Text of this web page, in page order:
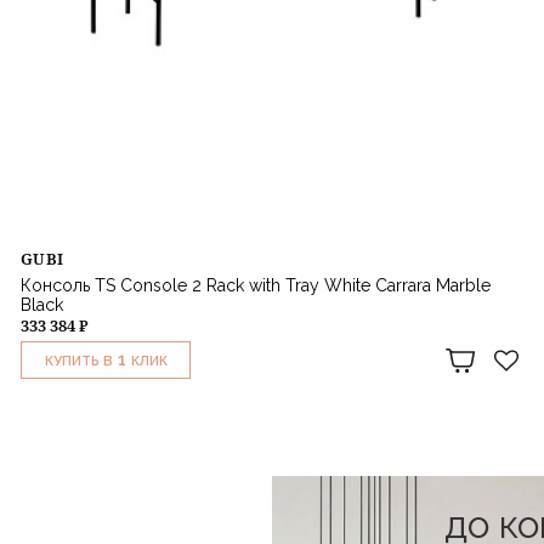
GUBI
Консоль TS Console 2 Rack with Tray White Carrara Marble
Black
333 384 ₽
КУПИТЬ В 1 КЛИК
до